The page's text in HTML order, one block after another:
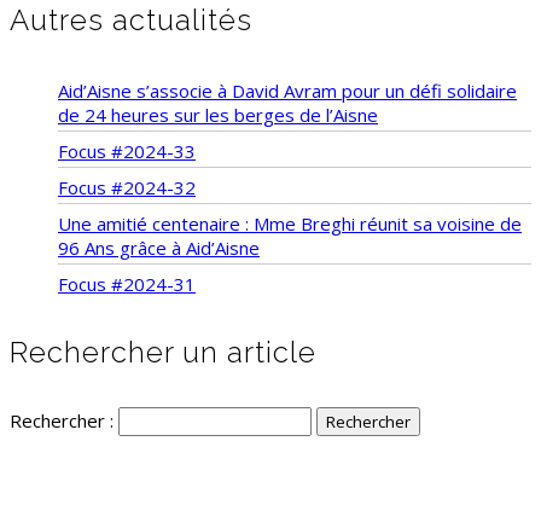
Autres actualités
Aid’Aisne s’associe à David Avram pour un défi solidaire
de 24 heures sur les berges de l’Aisne
Focus #2024-33
Focus #2024-32
Une amitié centenaire : Mme Breghi réunit sa voisine de
96 Ans grâce à Aid’Aisne
Focus #2024-31
Rechercher un article
Rechercher :